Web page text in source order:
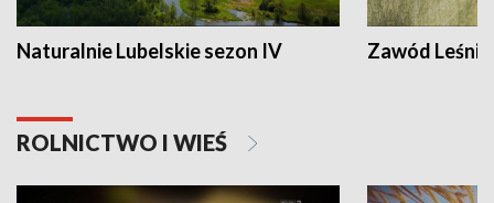
Naturalnie Lubelskie sezon IV Zawód Leśnik
ROLNICTWO I WIEŚ